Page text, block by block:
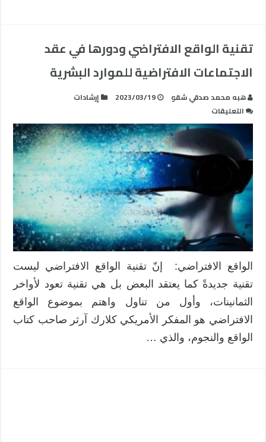
تقنية الواقع الافتراضي ودورها في عقد
الاجتماعات الافتراضية للموارد البشرية
ھبه محمد صدقي شقو 2023/03/19
إرشادات
التعليقات
تقنية
الافتراضي
عقد
الاجتماعات
الافتراضية
للموارد
البشرية
مغلقة
الواقع الافتراضي: إنّ تقنية الواقع الافتراضي ليست
تقنية جديدةً كما يعتقد البعض بل هي تقنية تعود لأواخر
الثمانينات، وأول من تناول واهتم بموضوع الواقع
الافتراضي هو المفكر الأمريكي كلارك آرثر صاحب كتاب
الواقع والنجوم، والذي …